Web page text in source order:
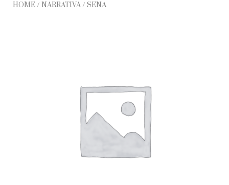
HOME/ NARRATIVA/ SENA